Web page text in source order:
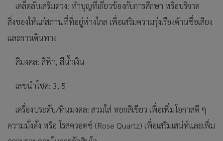
เคล็ดลับเสริมดวง: ทำบุญที่เกี่ยวข้องกับการศึกษา หรือบริจาค
สิ่งของให้แก่สถานที่ที่อยู่ห่างไกล เพื่อเสริมความรุ่งเรืองด้านชื่อเสียง
และการเดินทาง
สีมงคล: สีฟ้า, สีน้ำเงิน
เลขนำโชค: 3, 5
เครื่องประดับ/หินมงคล: สวมใส่ หยกสีเขียว เพื่อเพิ่มโอกาสดี ๆ
ความมั่งคั่ง หรือ โรสควอตซ์ (Rose Quartz) เพื่อเสริมเสน่ห์และเพิ่ม